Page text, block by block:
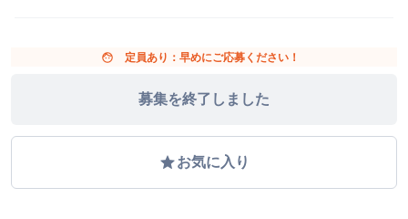
face 定員あり：早めにご応募ください！
募集を終了しました
gradeお気に入り